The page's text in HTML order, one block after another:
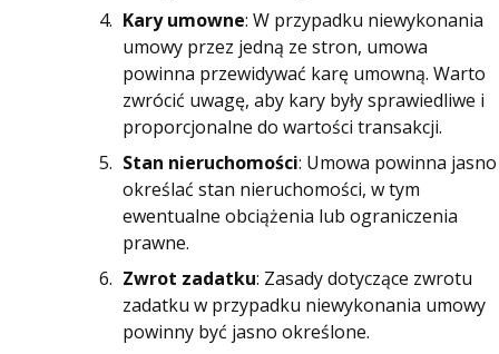
Kary umowne: W przypadku niewykonania
umowy przez jedną ze stron, umowa
powinna przewidywać karę umowną. Warto
zwrócić uwagę, aby kary były sprawiedliwe i
proporcjonalne do wartości transakcji.
Stan nieruchomości: Umowa powinna jasno
określać stan nieruchomości, w tym
ewentualne obciążenia lub ograniczenia
prawne.
Zwrot zadatku: Zasady dotyczące zwrotu
zadatku w przypadku niewykonania umowy
powinny być jasno określone.